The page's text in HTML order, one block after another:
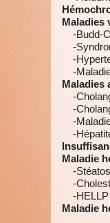
Maladies
-Budd-
-
-
-
Maladies
-
-
-
-
Maladie
-
-
-HELLP
Maladie